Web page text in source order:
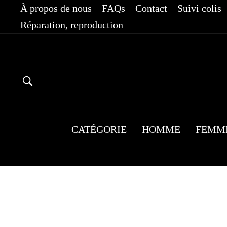
Passer
contenu
À propos de nous FAQs Contact
Suivi colis
Réparation, reproduction
CATÉGORIE HOMME